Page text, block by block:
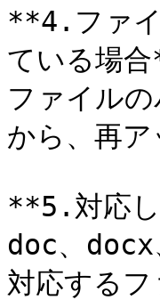
**4.ファイ
ている場
ファイル
から、再
**5.対応
doc、
対応する